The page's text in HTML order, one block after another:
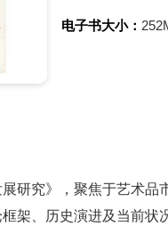
电子书大小：
研究》，聚焦于艺术品
架、历史演进及当前状